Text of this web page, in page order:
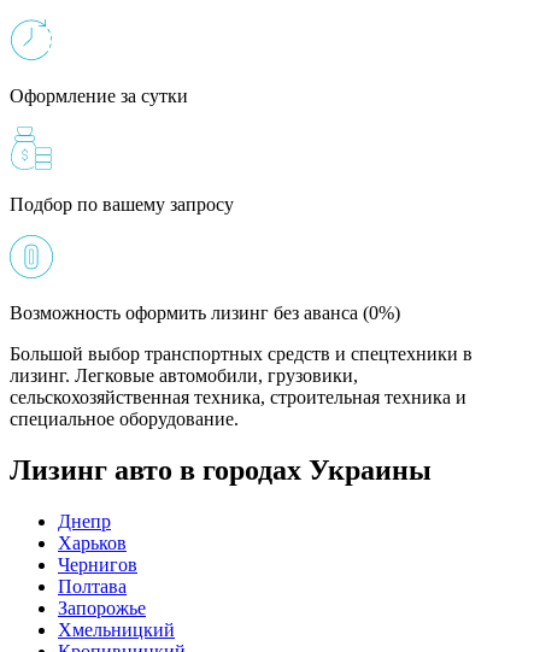
Оформление за сутки
Подбор по вашему запросу
Возможность оформить лизинг без аванса (0%)
Большой выбор транспортных средств и спецтехники в
лизинг. Легковые автомобили, грузовики,
сельскохозяйственная техника, строительная техника и
специальное оборудование.
Лизинг авто в городах Украины
Днепр
Харьков
Чернигов
Полтава
Запорожье
Хмельницкий